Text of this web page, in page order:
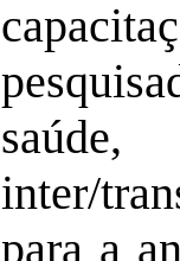
saúde,
inter/
para a